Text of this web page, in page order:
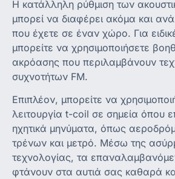
Η κατάλληλη ρύθμιση των
μπορεί να διαφέρει ακόμα και
που έχετε σε έναν χώρο. Για
μπορείτε να χρησιμοποιήσετε
ακρόασης που περιλαμβάνουν
συχνοτήτων FM.
Επιπλέον, μπορείτε να
λειτουργία t-coil σε σημεία όπου
ηχητικά μηνύματα, όπως
τρένων και μετρό. Μέσω της
τεχνολογίας, τα
φτάνουν στα αυτιά σας καθαρά